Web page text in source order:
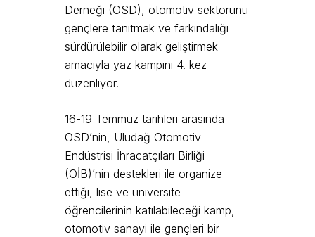
Derneği (OSD), otomotiv sektörünü
gençlere tanıtmak ve farkındalığı
sürdürülebilir olarak geliştirmek
amacıyla yaz kampını 4. kez
düzenliyor.
16-19 Temmuz tarihleri arasında
OSD’nin, Uludağ Otomotiv
Endüstrisi İhracatçıları Birliği
(OİB)’nin destekleri ile organize
ettiği, lise ve üniversite
öğrencilerinin katılabileceği kamp,
otomotiv sanayi ile gençleri bir